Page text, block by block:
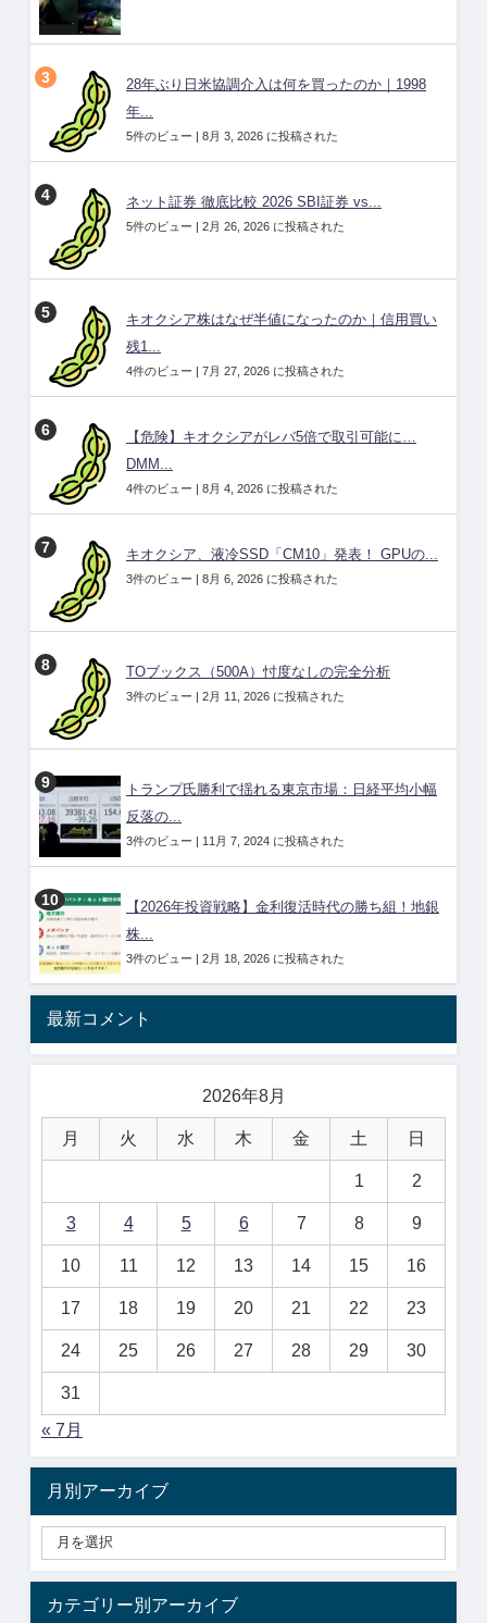
28年ぶり日米協調介入は何を買ったのか｜1998
年...
5件のビュー | 8月 3, 2026 に投稿された
ネット証券 徹底比較 2026 SBI証券 vs...
5件のビュー | 2月 26, 2026 に投稿された
キオクシア株はなぜ半値になったのか｜信用買い
残1...
4件のビュー | 7月 27, 2026 に投稿された
【危険】キオクシアがレバ5倍で取引可能に…
DMM...
4件のビュー | 8月 4, 2026 に投稿された
キオクシア、液冷SSD「CM10」発表！ GPUの...
3件のビュー | 8月 6, 2026 に投稿された
TOブックス（500A）忖度なしの完全分析
3件のビュー | 2月 11, 2026 に投稿された
トランプ氏勝利で揺れる東京市場：日経平均小幅
反落の...
3件のビュー | 11月 7, 2024 に投稿された
【2026年投資戦略】金利復活時代の勝ち組！地銀
株...
3件のビュー | 2月 18, 2026 に投稿された
最新コメント
2026年8月
月 火 水 木 金 土 日
1 2
3 4 5 6 7 8 9
10 11 12 13 14 15 16
17 18 19 20 21 22 23
24 25 26 27 28 29 30
31
« 7月
月別アーカイブ
カテゴリー別アーカイブ